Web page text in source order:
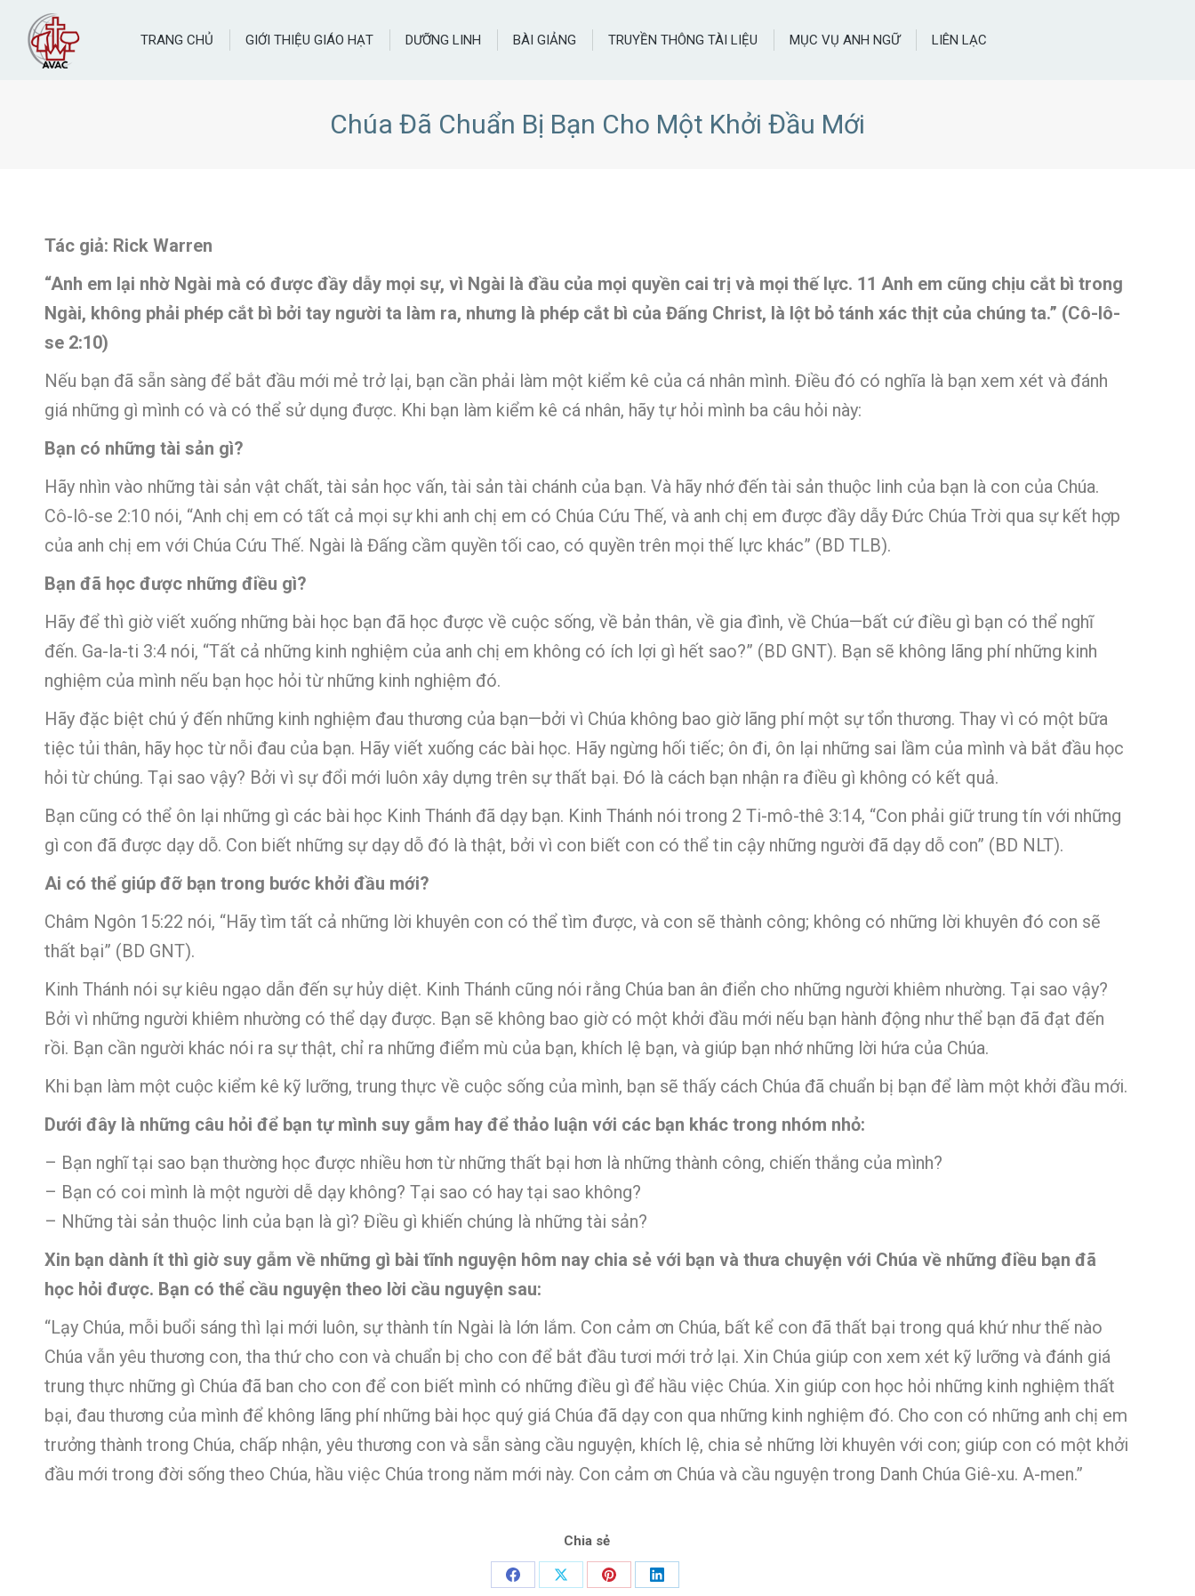
TRANG CHỦ GIỚI THIỆU GIÁO HẠT DƯỠNG LINH BÀI GIẢNG TRUYỀN THÔNG TÀI LIỆU MỤC VỤ ANH NGỮ LIÊN LẠC
Chúa Đã Chuẩn Bị Bạn Cho Một Khởi Đầu Mới
Tác giả: Rick Warren
“Anh em lại nhờ Ngài mà có được đầy dẫy mọi sự, vì Ngài là đầu của mọi quyền cai trị và mọi thế lực. 11 Anh em cũng chịu cắt bì trong
Ngài, không phải phép cắt bì bởi tay người ta làm ra, nhưng là phép cắt bì của Đấng Christ, là lột bỏ tánh xác thịt của chúng ta.” (Cô-lô-
se 2:10)
Nếu bạn đã sẵn sàng để bắt đầu mới mẻ trở lại, bạn cần phải làm một kiểm kê của cá nhân mình. Điều đó có nghĩa là bạn xem xét và đánh
giá những gì mình có và có thể sử dụng được. Khi bạn làm kiểm kê cá nhân, hãy tự hỏi mình ba câu hỏi này:
Bạn có những tài sản gì?
Hãy nhìn vào những tài sản vật chất, tài sản học vấn, tài sản tài chánh của bạn. Và hãy nhớ đến tài sản thuộc linh của bạn là con của Chúa.
Cô-lô-se 2:10 nói, “Anh chị em có tất cả mọi sự khi anh chị em có Chúa Cứu Thế, và anh chị em được đầy dẫy Đức Chúa Trời qua sự kết hợp
của anh chị em với Chúa Cứu Thế. Ngài là Đấng cầm quyền tối cao, có quyền trên mọi thế lực khác” (BD TLB).
Bạn đã học được những điều gì?
Hãy để thì giờ viết xuống những bài học bạn đã học được về cuộc sống, về bản thân, về gia đình, về Chúa—bất cứ điều gì bạn có thể nghĩ
đến. Ga-la-ti 3:4 nói, “Tất cả những kinh nghiệm của anh chị em không có ích lợi gì hết sao?” (BD GNT). Bạn sẽ không lãng phí những kinh
nghiệm của mình nếu bạn học hỏi từ những kinh nghiệm đó.
Hãy đặc biệt chú ý đến những kinh nghiệm đau thương của bạn—bởi vì Chúa không bao giờ lãng phí một sự tổn thương. Thay vì có một bữa
tiệc tủi thân, hãy học từ nỗi đau của bạn. Hãy viết xuống các bài học. Hãy ngừng hối tiếc; ôn đi, ôn lại những sai lầm của mình và bắt đầu học
hỏi từ chúng. Tại sao vậy? Bởi vì sự đổi mới luôn xây dựng trên sự thất bại. Đó là cách bạn nhận ra điều gì không có kết quả.
Bạn cũng có thể ôn lại những gì các bài học Kinh Thánh đã dạy bạn. Kinh Thánh nói trong 2 Ti-mô-thê 3:14, “Con phải giữ trung tín với những
gì con đã được dạy dỗ. Con biết những sự dạy dỗ đó là thật, bởi vì con biết con có thể tin cậy những người đã dạy dỗ con” (BD NLT).
Ai có thể giúp đỡ bạn trong bước khởi đầu mới?
Châm Ngôn 15:22 nói, “Hãy tìm tất cả những lời khuyên con có thể tìm được, và con sẽ thành công; không có những lời khuyên đó con sẽ
thất bại” (BD GNT).
Kinh Thánh nói sự kiêu ngạo dẫn đến sự hủy diệt. Kinh Thánh cũng nói rằng Chúa ban ân điển cho những người khiêm nhường. Tại sao vậy?
Bởi vì những người khiêm nhường có thể dạy được. Bạn sẽ không bao giờ có một khởi đầu mới nếu bạn hành động như thể bạn đã đạt đến
rồi. Bạn cần người khác nói ra sự thật, chỉ ra những điểm mù của bạn, khích lệ bạn, và giúp bạn nhớ những lời hứa của Chúa.
Khi bạn làm một cuộc kiểm kê kỹ lưỡng, trung thực về cuộc sống của mình, bạn sẽ thấy cách Chúa đã chuẩn bị bạn để làm một khởi đầu mới.
Dưới đây là những câu hỏi để bạn tự mình suy gẫm hay để thảo luận với các bạn khác trong nhóm nhỏ:
– Bạn nghĩ tại sao bạn thường học được nhiều hơn từ những thất bại hơn là những thành công, chiến thắng của mình?
– Bạn có coi mình là một người dễ dạy không? Tại sao có hay tại sao không?
– Những tài sản thuộc linh của bạn là gì? Điều gì khiến chúng là những tài sản?
Xin bạn dành ít thì giờ suy gẫm về những gì bài tĩnh nguyện hôm nay chia sẻ với bạn và thưa chuyện với Chúa về những điều bạn đã
học hỏi được. Bạn có thể cầu nguyện theo lời cầu nguyện sau:
“Lạy Chúa, mỗi buổi sáng thì lại mới luôn, sự thành tín Ngài là lớn lắm. Con cảm ơn Chúa, bất kể con đã thất bại trong quá khứ như thế nào
Chúa vẫn yêu thương con, tha thứ cho con và chuẩn bị cho con để bắt đầu tươi mới trở lại. Xin Chúa giúp con xem xét kỹ lưỡng và đánh giá
trung thực những gì Chúa đã ban cho con để con biết mình có những điều gì để hầu việc Chúa. Xin giúp con học hỏi những kinh nghiệm thất
bại, đau thương của mình để không lãng phí những bài học quý giá Chúa đã dạy con qua những kinh nghiệm đó. Cho con có những anh chị em
trưởng thành trong Chúa, chấp nhận, yêu thương con và sẵn sàng cầu nguyện, khích lệ, chia sẻ những lời khuyên với con; giúp con có một khởi
đầu mới trong đời sống theo Chúa, hầu việc Chúa trong năm mới này. Con cảm ơn Chúa và cầu nguyện trong Danh Chúa Giê-xu. A-men.”
Chia sẻ
Share
Share
Share
Share